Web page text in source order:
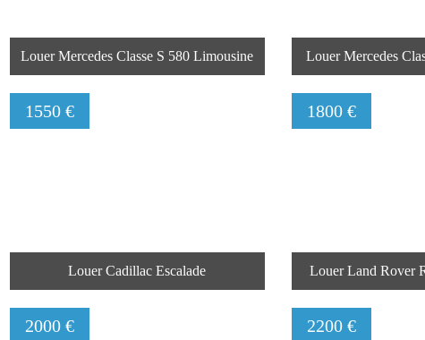
Louer Mercedes Classe S 580 Limousine Louer Mercedes
1550 €
Louer Cadillac Escalade
1800 €
Louer Land Rover
2000 € 2200 €